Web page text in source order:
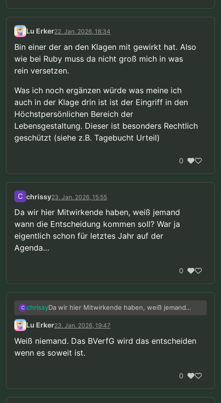
Lu Erker22. Jan. 2026, 18:34
Bin einer der an den Klagen mit gewirkt hat. Also
wie bei Ruby muss da nicht groß mich in was
rein versetzen.
Was ich noch ergänzen würde was meine ich
auch in der Klage drin ist ist der Eingriff in den
Höchstpersönlichen Bereich der
Lebensgestaltung. Dieser ist besonders Rechtlich
geschützt (siehe z.B. Tagebucht Urteil)
0
C chrissy23. Jan. 2026, 15:55
Da wir hier Mitwirkende haben, weiß jemand
wann die Entscheidung kommen soll? War ja
eigentlich schon für letztes Jahr auf der
Agenda…
0
C chrissyDa wir hier Mitwirkende haben, weiß jemand
wann die Entscheidung kommen soll? War ja
eigentlich schon für letztes Jahr auf der
Lu Erker23. Jan. 2026, 19:47
Weiß niemand. Das BVerfG wird das entscheiden
wenn es soweit ist.
0